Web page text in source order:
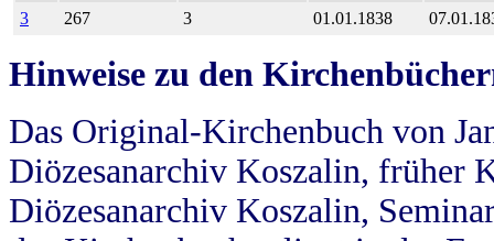
3
267 3 01.01.1838
Hinweise zu den
Das Original-Kirchenbuch von
Diözesanarchiv Koszalin, früher
Diözesanarchiv Koszalin,